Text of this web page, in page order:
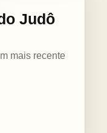
Judô
mais recente